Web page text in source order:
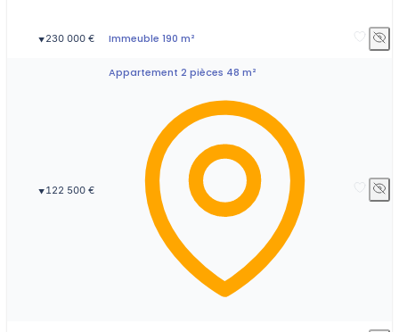
▼ 230 000 € Immeuble 190 m²
▼ 122 500 €
Appartement 2 pièces 48 m²